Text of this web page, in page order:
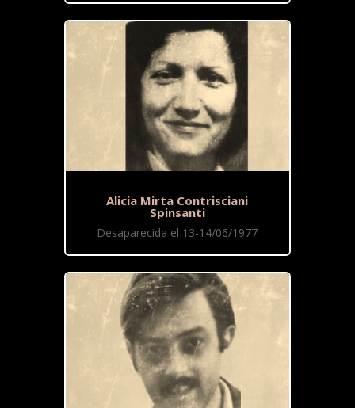
Alicia Mirta Contrisciani
Spinsanti
Desaparecida el 13-14/06/1977